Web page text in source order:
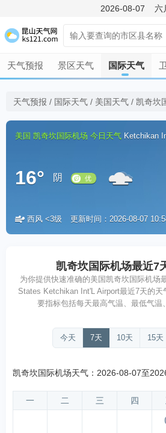
2026-08-07 六
天气预报 景区天气 国际天气
天气预报 / 国际天气 / 美国天气 / 凯奇坎
美国 凯奇坎国际机场 今日天气 Ketchikan
16° 阴
优
西风 <3级 更新时间：2026-08-07
凯奇坎国际机场最近7
为你提供快速准确的美国凯奇坎国际机场
States Ketchikan Int'L Airport最近7天的
要指标包括每天最高气温、最低气温
今天 7天 10天 15天
凯奇坎国际机场天气：2026-08-07至
一 二 三 四